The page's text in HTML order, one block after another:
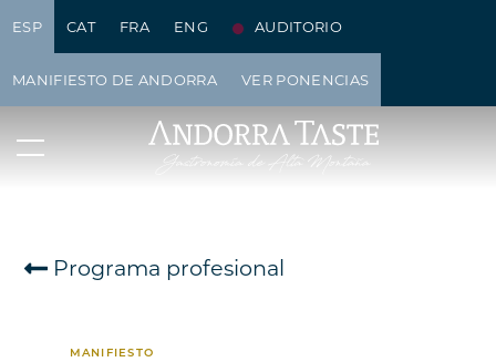
ESP CAT FRA ENG AUDITORIO
MANIFIESTO DE ANDORRA VER PONENCIAS
Programa profesional
MANIFIESTO